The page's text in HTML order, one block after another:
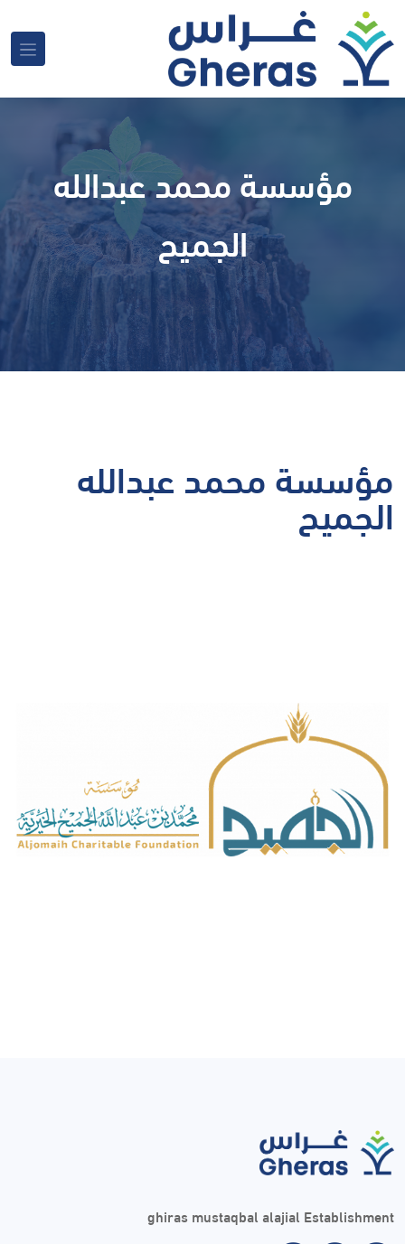
مؤسسة محمد عبدالله
الجميح
مؤسسة محمد عبدالله
الجميح
ghiras mustaqbal alajial Establishment